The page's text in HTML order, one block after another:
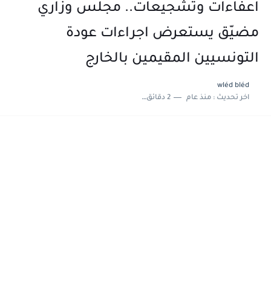
اعفاءات وتشجيعات.. مجلس وزاري
مضيّق يستعرض اجراءات عودة
التونسيين المقيمين بالخارج
wléd bléd
اخر تحديث :منذ عام 2 دقائق للقراءة